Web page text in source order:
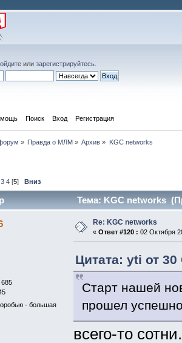
или зарегистрируйтесь
Поиск Вход Регистрация
» Правда о МЛМ » Архив » KGC networks
3 4 [5]Вниз
Тема: KGC networks
- большая
Re: KGC networks
« Ответ #120 : 02 Октября
Цитата: yti от
Старт нашей
прошел
всего-то